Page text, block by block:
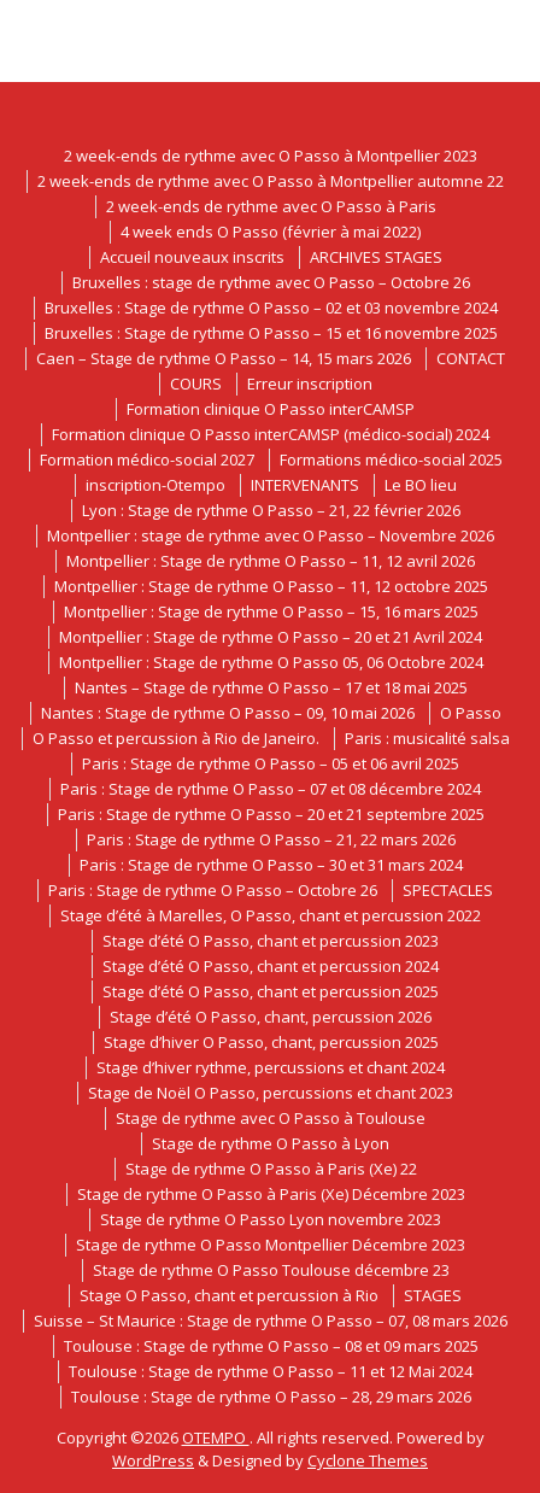
2 week-ends de rythme avec O Passo à Montpellier 2023
2 week-ends de rythme avec O Passo à Montpellier automne 22
2 week-ends de rythme avec O Passo à Paris
4 week ends O Passo (février à mai 2022)
Accueil nouveaux inscrits
ARCHIVES STAGES
Bruxelles : stage de rythme avec O Passo – Octobre 26
Bruxelles : Stage de rythme O Passo – 02 et 03 novembre 2024
Bruxelles : Stage de rythme O Passo – 15 et 16 novembre 2025
Caen – Stage de rythme O Passo – 14, 15 mars 2026
CONTACT
COURS
Erreur inscription
Formation clinique O Passo interCAMSP
Formation clinique O Passo interCAMSP (médico-social) 2024
Formation médico-social 2027
Formations médico-social 2025
inscription-Otempo
INTERVENANTS
Le BO lieu
Lyon : Stage de rythme O Passo – 21, 22 février 2026
Montpellier : stage de rythme avec O Passo – Novembre 2026
Montpellier : Stage de rythme O Passo – 11, 12 avril 2026
Montpellier : Stage de rythme O Passo – 11, 12 octobre 2025
Montpellier : Stage de rythme O Passo – 15, 16 mars 2025
Montpellier : Stage de rythme O Passo – 20 et 21 Avril 2024
Montpellier : Stage de rythme O Passo 05, 06 Octobre 2024
Nantes – Stage de rythme O Passo – 17 et 18 mai 2025
Nantes : Stage de rythme O Passo – 09, 10 mai 2026
O Passo
O Passo et percussion à Rio de Janeiro.
Paris : musicalité salsa
Paris : Stage de rythme O Passo – 05 et 06 avril 2025
Paris : Stage de rythme O Passo – 07 et 08 décembre 2024
Paris : Stage de rythme O Passo – 20 et 21 septembre 2025
Paris : Stage de rythme O Passo – 21, 22 mars 2026
Paris : Stage de rythme O Passo – 30 et 31 mars 2024
Paris : Stage de rythme O Passo – Octobre 26
SPECTACLES
Stage d’été à Marelles, O Passo, chant et percussion 2022
Stage d’été O Passo, chant et percussion 2023
Stage d’été O Passo, chant et percussion 2024
Stage d’été O Passo, chant et percussion 2025
Stage d’été O Passo, chant, percussion 2026
Stage d’hiver O Passo, chant, percussion 2025
Stage d’hiver rythme, percussions et chant 2024
Stage de Noël O Passo, percussions et chant 2023
Stage de rythme avec O Passo à Toulouse
Stage de rythme O Passo à Lyon
Stage de rythme O Passo à Paris (Xe) 22
Stage de rythme O Passo à Paris (Xe) Décembre 2023
Stage de rythme O Passo Lyon novembre 2023
Stage de rythme O Passo Montpellier Décembre 2023
Stage de rythme O Passo Toulouse décembre 23
Stage O Passo, chant et percussion à Rio
STAGES
Suisse – St Maurice : Stage de rythme O Passo – 07, 08 mars 2026
Toulouse : Stage de rythme O Passo – 08 et 09 mars 2025
Toulouse : Stage de rythme O Passo – 11 et 12 Mai 2024
Toulouse : Stage de rythme O Passo – 28, 29 mars 2026
Copyright ©2026OTEMPO . All rights reserved. Powered by
WordPress &Designed byCyclone Themes